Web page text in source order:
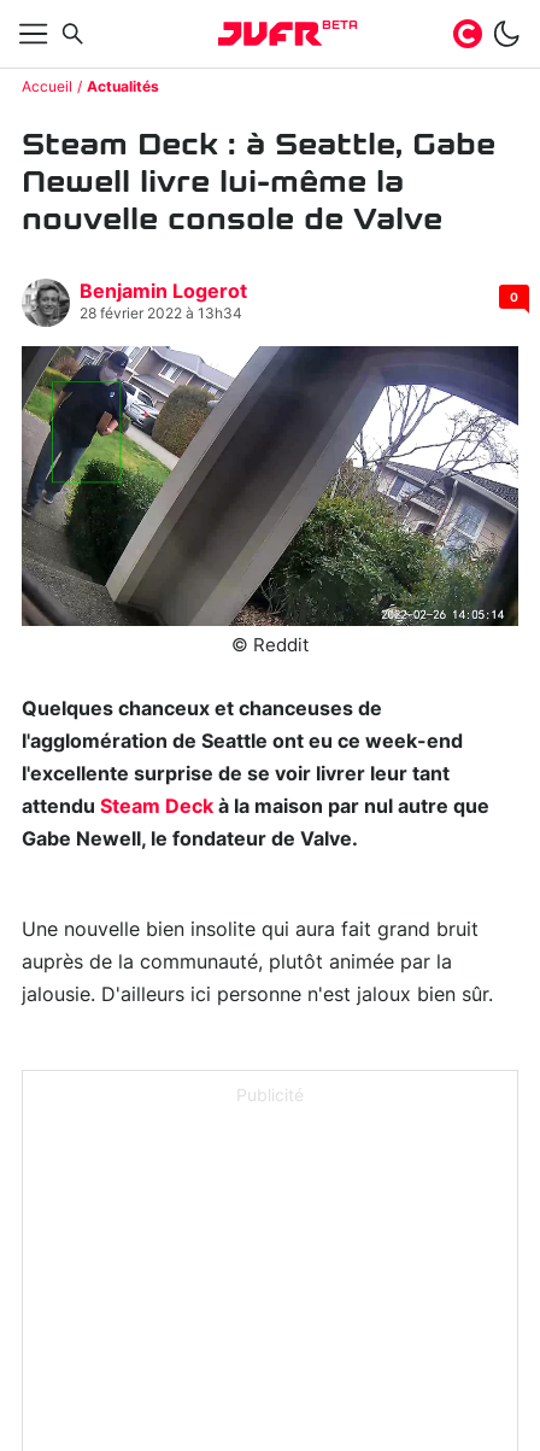
BETA
Accueil Actualités
Steam Deck : à Seattle, Gabe
Newell livre lui-même la
nouvelle console de Valve
Benjamin Logerot
28 février 2022 à 13h34
0
© Reddit
Quelques chanceux et chanceuses de
l'agglomération de Seattle ont eu ce week-end
l'excellente surprise de se voir livrer leur tant
attendu Steam Deck à la maison par nul autre que
Gabe Newell, le fondateur de Valve.
Une nouvelle bien insolite qui aura fait grand bruit
auprès de la communauté, plutôt animée par la
jalousie. D'ailleurs ici personne n'est jaloux bien sûr.
Publicité